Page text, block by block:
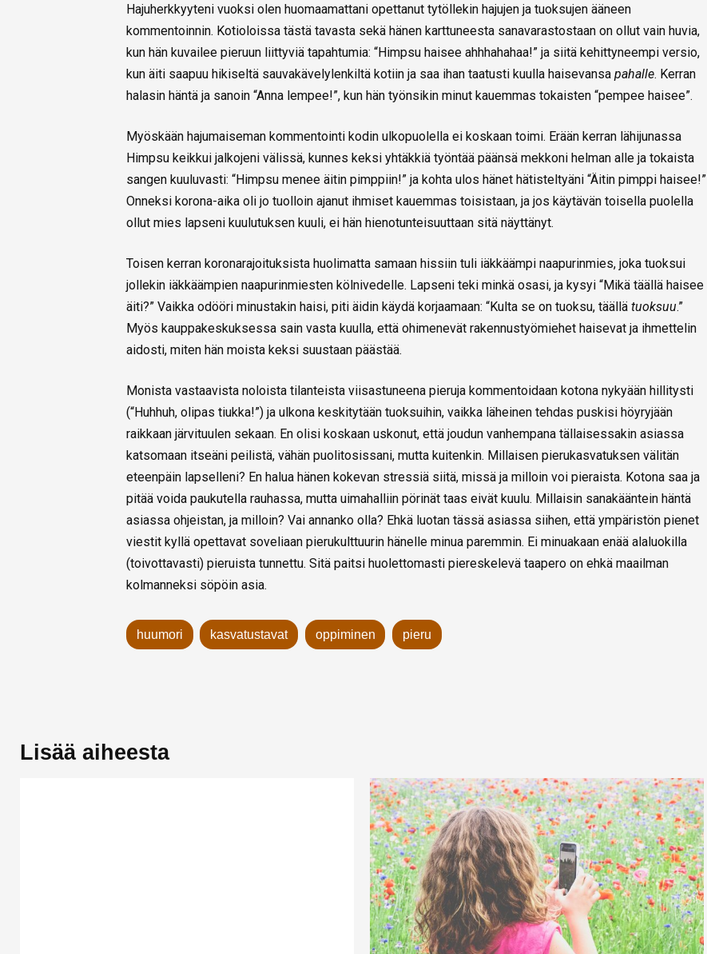
Hajuherkkyyteni vuoksi olen huomaamattani opettanut tytöllekin hajujen ja tuoksujen ääneen
kommentoinnin. Kotioloissa tästä tavasta sekä hänen karttuneesta sanavarastostaan on ollut vain huvia,
kun hän kuvailee pieruun liittyviä tapahtumia: “Himpsu haisee ahhhahahaa!” ja siitä kehittyneempi versio,
kun äiti saapuu hikiseltä sauvakävelylenkiltä kotiin ja saa ihan taatusti kuulla haisevansa pahalle. Kerran
halasin häntä ja sanoin “Anna lempee!”, kun hän työnsikin minut kauemmas tokaisten “pempee haisee”.
Myöskään hajumaiseman kommentointi kodin ulkopuolella ei koskaan toimi. Erään kerran lähijunassa
Himpsu keikkui jalkojeni välissä, kunnes keksi yhtäkkiä työntää päänsä mekkoni helman alle ja tokaista
sangen kuuluvasti: “Himpsu menee äitin pimppiin!” ja kohta ulos hänet hätisteltyäni “Äitin pimppi haisee!”
Onneksi korona-aika oli jo tuolloin ajanut ihmiset kauemmas toisistaan, ja jos käytävän toisella puolella
ollut mies lapseni kuulutuksen kuuli, ei hän hienotunteisuuttaan sitä näyttänyt.
Toisen kerran koronarajoituksista huolimatta samaan hissiin tuli iäkkäämpi naapurinmies, joka tuoksui
jollekin iäkkäämpien naapurinmiesten kölnivedelle. Lapseni teki minkä osasi, ja kysyi “Mikä täällä haisee
äiti?” Vaikka odööri minustakin haisi, piti äidin käydä korjaamaan: “Kulta se on tuoksu, täällä tuoksuu.”
Myös kauppakeskuksessa sain vasta kuulla, että ohimenevät rakennustyömiehet haisevat ja ihmettelin
aidosti, miten hän moista keksi suustaan päästää.
Monista vastaavista noloista tilanteista viisastuneena pieruja kommentoidaan kotona nykyään hillitysti
(“Huhhuh, olipas tiukka!”) ja ulkona keskitytään tuoksuihin, vaikka läheinen tehdas puskisi höyryjään
raikkaan järvituulen sekaan. En olisi koskaan uskonut, että joudun vanhempana tällaisessakin asiassa
katsomaan itseäni peilistä, vähän puolitosissani, mutta kuitenkin. Millaisen pierukasvatuksen välitän
eteenpäin lapselleni? En halua hänen kokevan stressiä siitä, missä ja milloin voi pieraista. Kotona saa ja
pitää voida paukutella rauhassa, mutta uimahalliin pörinät taas eivät kuulu. Millaisin sanakääntein häntä
asiassa ohjeistan, ja milloin? Vai annanko olla? Ehkä luotan tässä asiassa siihen, että ympäristön pienet
viestit kyllä opettavat soveliaan pierukulttuurin hänelle minua paremmin. Ei minuakaan enää alaluokilla
(toivottavasti) pieruista tunnettu. Sitä paitsi huolettomasti piereskelevä taapero on ehkä maailman
kolmanneksi söpöin asia.
huumori kasvatustavat oppiminen pieru
Lisää aiheesta